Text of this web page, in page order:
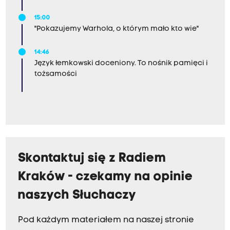
15:00
"Pokazujemy Warhola, o którym mało kto wie"
14:46
Język łemkowski doceniony. To nośnik pamięci i
tożsamości
Skontaktuj się z Radiem
Kraków - czekamy na opinie
naszych Słuchaczy
Pod każdym materiałem na naszej stronie